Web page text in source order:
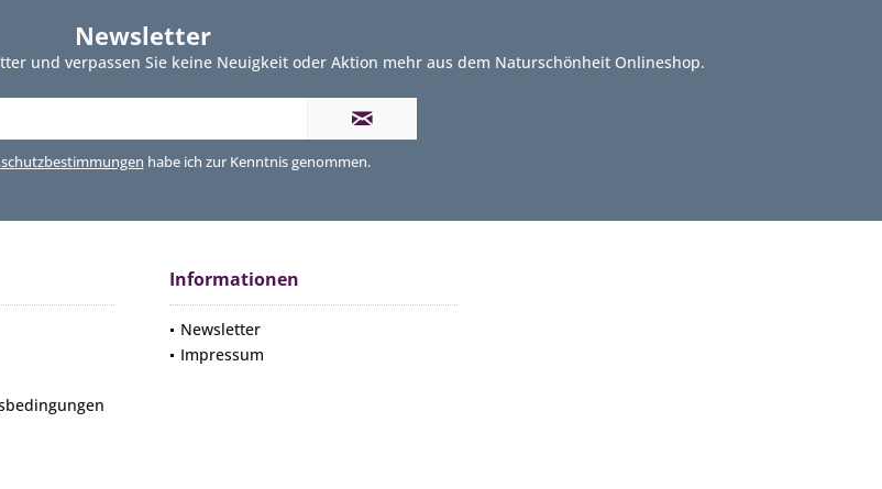
Newsletter
und verpassen Sie keine Neuigkeit oder Aktion mehr aus dem Naturschönheit Onlineshop.
habe ich zur Kenntnis genommen.
Informationen
Newsletter
Impressum